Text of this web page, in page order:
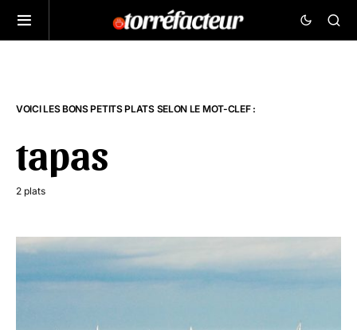
VOICI LES BONS PETITS PLATS SELON LE MOT-CLEF :
tapas
2 plats